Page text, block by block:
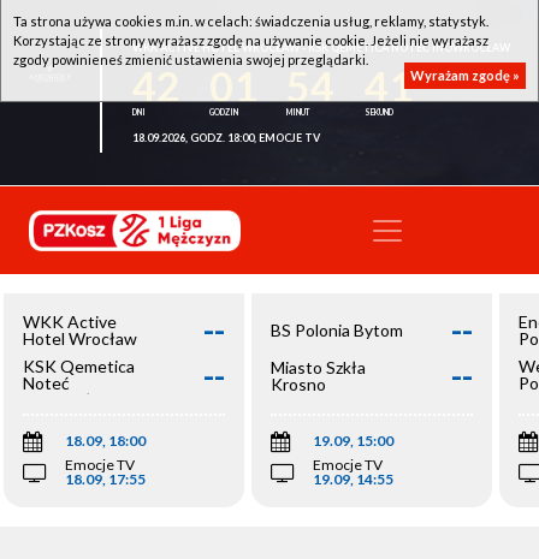
WKK ACTIVE HOTEL WROCŁAW - KSK QEMETICA NOTEĆ INOWROCŁAW
41
18.09.2026, GODZ. 18:00, EMOCJE TV
WKK Active
Hotel Wrocław
--
KSK Qemetica
Noteć
Inowrocław
--
18.09, 18:00
Emocje TV
18.09, 17:55
BS Polonia Bytom --
Miasto Szkła
Krosno
--
19.09, 15:00
Emocje TV
19.09, 14:55
Ta strona używa cookies m.in. w celach: świadczenia usług, reklamy, statystyk.
Korzystając ze strony wyrażasz zgodę na używanie cookie. Jeżeli nie wyrażasz
zgody powinieneś zmienić ustawienia swojej przeglądarki.
Wyrażam zgodę »